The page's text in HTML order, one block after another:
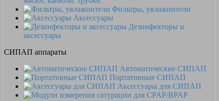
Фильтры, увлажнители
Аксессуары
Дезинфекторы и
аксессуары
СИПАП аппараты
Автоматические СИПАП
Портативные СИПАП
Аксессуары для СИПАП